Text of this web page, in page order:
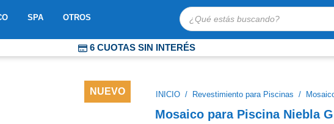
ABRIR MOSAICO
SPA ABRIR SPA
OTROS
Búsqueda
de
6 CUOTAS SIN INTERÉS
ENVÍOS EXPRESS A TODO CHILE
NUEVO
INICIO / Revestimiento para Piscinas /
Mosaico para Piscina Niebla